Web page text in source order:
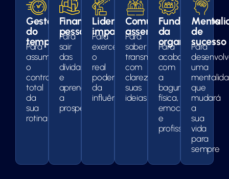
Gestão
do
tempo
Para
assumir
o
controle
total
da
sua
rotina
Finanças
pessoais
Para
sair
das
dívidas
e
aprender
a
prosperar
Liderança
impactante
Para
exercer
o
real
poder
da
influência
Comunicação
assertiva
Para
saber
transmitir
com
clareza
suas
ideias
Fundamentos
da
organização
Para
acabar
com
a
bagunça
física,
emocional
e
profissional
de
sucesso
Para
uma
que
mudará
a
sua
vida
para
sempre